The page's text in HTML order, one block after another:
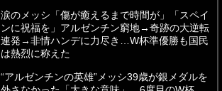
涙のメッシ「傷が癒えるまで時間が」「スペイ
ンに祝福を」アルゼンチン窮地→奇跡の大逆転
連発→非情ハンデに力尽き…W杯準優勝も国民
は熱烈に称えた
“アルゼンチンの英雄”メッシ39歳が銀メダルを